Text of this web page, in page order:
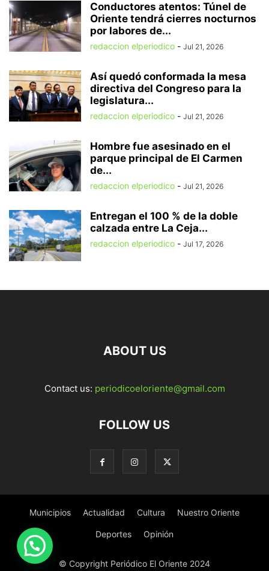
Conductores atentos: Túnel de
Oriente tendrá cierres nocturnos
por labores de...
redaccion elperiodico - Jul 21, 2026
Así quedó conformada la mesa
directiva del Congreso para la
legislatura...
redaccion elperiodico - Jul 21, 2026
Hombre fue asesinado en el
parque principal de El Carmen
de...
redaccion elperiodico - Jul 21, 2026
Entregan el 100 % de la doble
calzada entre La Ceja...
redaccion elperiodico - Jul 17, 2026
ABOUT US
Contact us: periodicoeloriente@gmail.com
FOLLOW US
Municipios Actualidad Cultura Nuestro Oriente
Deportes Opinión
© Copyright Periódico El Oriente 2024